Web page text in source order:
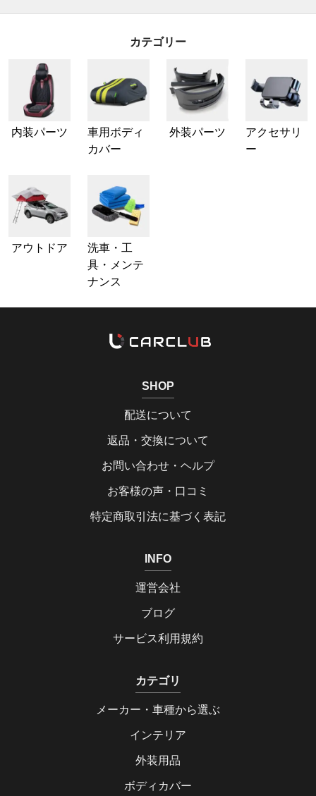
カテゴリー
内装パーツ
車用ボディ
カバー
外装パーツ
アクセサリ
ー
アウトドア
洗車・工
具・メンテ
ナンス
SHOP
配送について
返品・交換について
お問い合わせ・ヘルプ
お客様の声・口コミ
特定商取引法に基づく表記
INFO
運営会社
ブログ
サービス利用規約
カテゴリ
メーカー・車種から選ぶ
インテリア
外装用品
ボディカバー